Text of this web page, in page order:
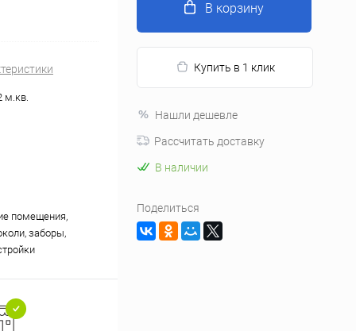
м.кв.
помещения,
заборы,
В корзину
Купить в 1 клик
Нашли дешевле
Рассчитать доставку
В наличии
Поделиться